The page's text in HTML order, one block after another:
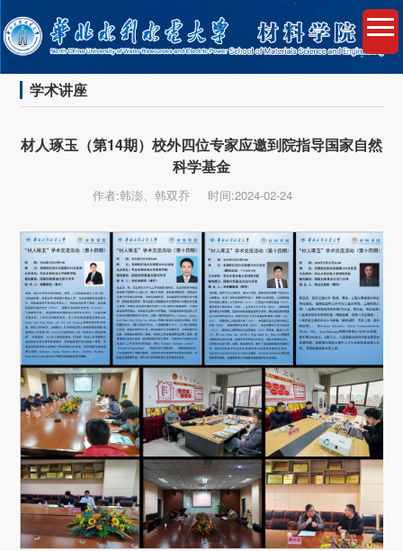
学术讲座
材人琢玉（第14期）校外四位专家应邀到院指导国家自然
科学基金
作者:韩澎、韩双乔 时间:2024-02-24